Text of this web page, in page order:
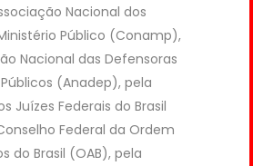
Nacional dos
Público (Conamp),
Nacional das Defensoras
(Anadep), pela
Juízes Federais do Brasil
Federal da Ordem
do Brasil (OAB), pela